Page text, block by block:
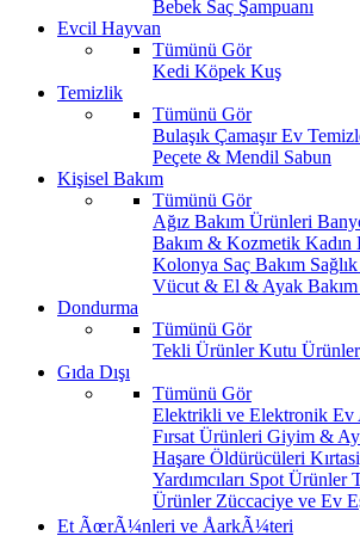
Bebek Saç Şampuanı
Evcil Hayvan
Tümünü Gör
Kedi Köpek Kuş
Temizlik
Tümünü Gör
Bulaşık ÇamaşırEv
Peçete & Mendil Sabun
Kişisel Bakım
Tümünü Gör
Ağız Bakım Ürünleri
Bakım & Kozmetik Kadın
Kolonya Saç Bakım
Vücut & El & Ayak Bakım
Dondurma
Tümünü Gör
Tekli ÜrünlerKutu Ürünler
Gıda Dışı
Tümünü Gör
Elektrikli ve Elektronik Ev
Fırsat Ürünleri Giyim &
Haşare Öldürücüleri
Yardımcıları Spot Ürünler
Ürünler Züccaciye ve Ev
Et ÃœrÃ¼nleri ve ÅarkÃ¼teri